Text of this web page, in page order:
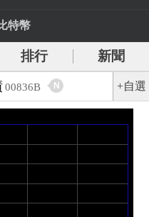
特幣
排行
新聞
00836B N +自選